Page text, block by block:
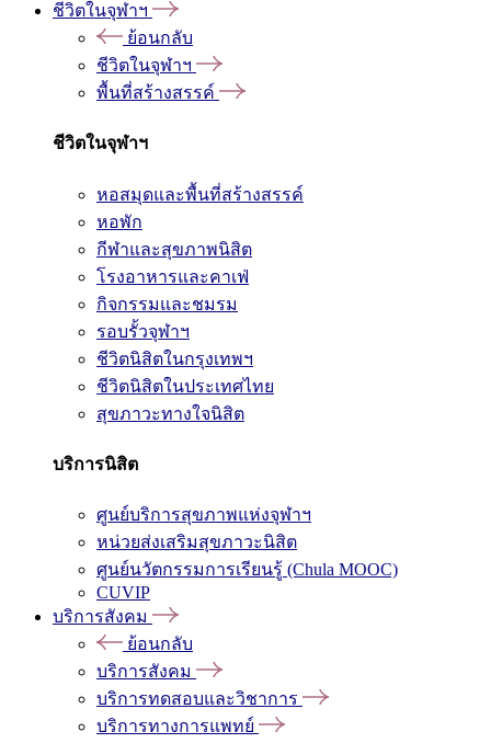
ชีวิตในจุฬาฯ
ย้อนกลับ
ชีวิตในจุฬาฯ
พื้นที่สร้างสรรค์
ชีวิตในจุฬาฯ
หอสมุดและพื้นที่สร้างสรรค์
หอพัก
กีฬาและสุขภาพนิสิต
โรงอาหารและคาเฟ่
กิจกรรมและชมรม
รอบรั้วจุฬาฯ
ชีวิตนิสิตในกรุงเทพฯ
ชีวิตนิสิตในประเทศไทย
สุขภาวะทางใจนิสิต
บริการนิสิต
ศูนย์บริการสุขภาพแห่งจุฬาฯ
หน่วยส่งเสริมสุขภาวะนิสิต
ศูนย์นวัตกรรมการเรียนรู้ (Chula MOOC)
CUVIP
บริการสังคม
ย้อนกลับ
บริการสังคม
บริการทดสอบและวิชาการ
บริการทางการแพทย์